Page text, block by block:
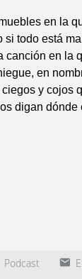
en la
todo está
canción en la
en
y cojos
digan dónde
Podcast